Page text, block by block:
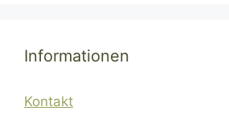
Informationen
Kontakt